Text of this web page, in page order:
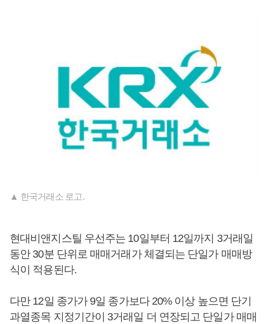
▲ 한국거래소 로고.
현대비앤지스틸 우선주는 10일부터 12일까지 3거래일
동안 30분 단위로 매매거래가 체결되는 단일가 매매방
식이 적용된다.
다만 12일 종가가 9일 종가보다 20% 이상 높으면 단기
과열종목 지정기간이 3거래일 더 연장되고 단일가 매매